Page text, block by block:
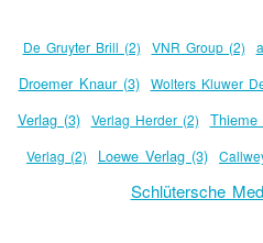
De Gruyter Brill (2) VNR Group (2)
Droemer Knaur (3)
Wolters Kluwer
Verlag (3)
Verlag Herder (2) Thieme
Verlag (2)
Loewe Verlag (3)
Schlütersche